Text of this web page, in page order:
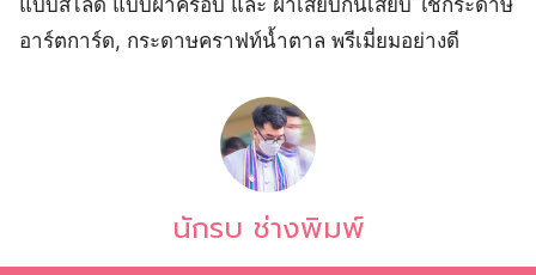
แบบสไลด์ แบบฝาครอบ และ ฝาเสียบก้นเสียบ ใช้กระดาษ
อาร์ตการ์ด, กระดาษคราฟท์น้ำตาล พรีเมี่ยมอย่างดี
นักรบ ช่างพิมพ์